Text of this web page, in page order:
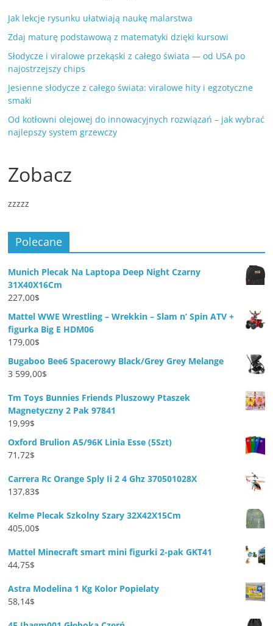
Jak lekcje rysunku ułatwiają naukę malarstwa
Zdaj maturę podstawową z matematyki dzięki kursowi
Słodycze i viralowe przekąski z całego świata — od USA po
najostrzejszy chips
Jesienne słodycze z całego świata: viralowe hity i egzotyczne
smaki
Od kotłowni olejowej do innowacyjnych rozwiązań – jak wybrać
najlepszy system grzewczy
Zobacz
zzzzz
Polecane
Munich Plecak Na Laptopa Deep Night Czarny
31X40X16Cm
227,00$
Mattel WWE Wrestling – Wrekkin – Slam n’ Spin ATV +
figurka Big E HDM06
179,00$
Bugaboo Bee6 Spacerowy Black/Grey Grey Melange
3 599,00$
Tm Toys Bunnies Friends Pluszowy Ptaszek
Magnetyczny 2 Pak 97841
19,99$
Oxford Brulion A5/96K Linia Esse (5Szt)
71,72$
Carrera Rc Orange Sply Ii 2 4 Ghz 370501028X
137,83$
Kelme Plecak Szkolny Szary 32X42X15Cm
405,00$
Mattel Minecraft smart mini figurki 2-pak GKT41
44,75$
Astra Modelina 1 Kg Kolor Popielaty
58,14$